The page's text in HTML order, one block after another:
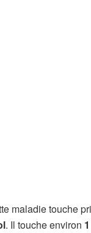
maladie touche
. Il touche environ